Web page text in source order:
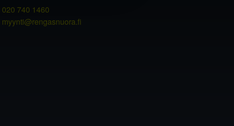
020 740 1460
myynti@rengasnuora.fi